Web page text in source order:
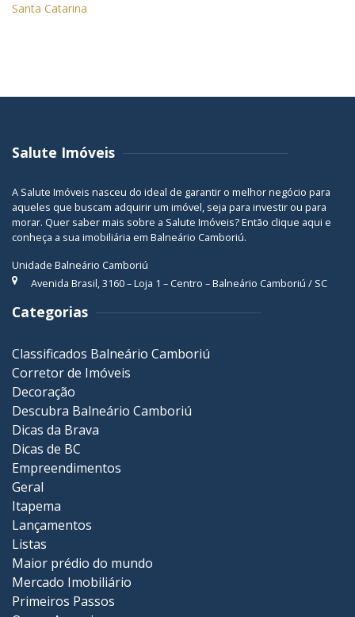
Santa Catarina
Salute Imóveis
A Salute Imóveis nasceu do ideal de garantir o melhor negócio para
aqueles que buscam adquirir um imóvel, seja para investir ou para
morar. Quer saber mais sobre a Salute Imóveis? Então clique aqui e
conheça a sua imobiliária em Balneário Camboriú.
Unidade Balneário Camboriú
Avenida Brasil, 3160 – Loja 1 – Centro – Balneário Camboriú / SC
Categorias
Classificados Balneário Camboriú
Corretor de Imóveis
Decoração
Descubra Balneário Camboriú
Dicas da Brava
Dicas de BC
Empreendimentos
Geral
Itapema
Lançamentos
Listas
Maior prédio do mundo
Mercado Imobiliário
Primeiros Passos